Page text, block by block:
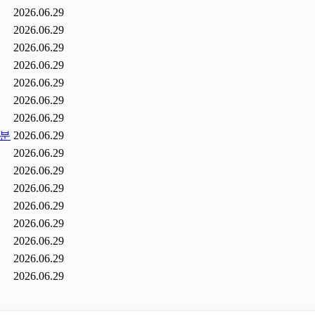
2026.06.29
2026.06.29
2026.06.29
2026.06.29
2026.06.29
2026.06.29
2026.06.29
2026.06.29
2026.06.29
2026.06.29
2026.06.29
2026.06.29
2026.06.29
2026.06.29
2026.06.29
2026.06.29